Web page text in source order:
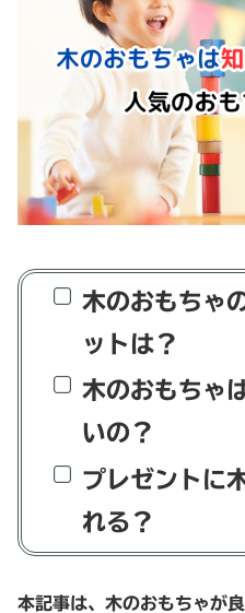
木のおもちゃ
ットは？
木のおもちゃ
いの？
プレゼントに
れる？
本記事は、木のおもちゃが